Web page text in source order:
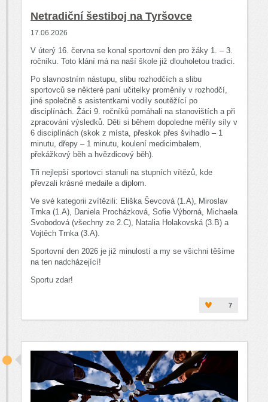
Netradiční šestiboj na Tyršovce
17.06.2026
V úterý 16. června se konal sportovní den pro žáky 1. – 3.
ročníku. Toto klání má na naší škole již dlouholetou tradici.
Po slavnostním nástupu, slibu rozhodčích a slibu
sportovců se některé paní učitelky proměnily v rozhodčí,
jiné společně s asistentkami vodily soutěžící po
disciplínách. Žáci 9. ročníků pomáhali na stanovištích a při
zpracování výsledků. Děti si během dopoledne měřily síly v
6 disciplínách (skok z místa, přeskok přes švihadlo – 1
minutu, dřepy – 1 minutu, koulení medicimbalem,
překážkový běh a hvězdicový běh).
Tři nejlepší sportovci stanuli na stupních vítězů, kde
převzali krásné medaile a diplom.
Ve své kategorii zvítězili: Eliška Ševcová (1.A), Miroslav
Trnka (1.A), Daniela Procházková, Sofie Výborná, Michaela
Svobodová (všechny ze 2.C), Natalia Holakovská (3.B) a
Vojtěch Trnka (3.A).
Sportovní den 2026 je již minulostí a my se všichni těšíme
na ten nadcházející!
Sportu zdar!
7